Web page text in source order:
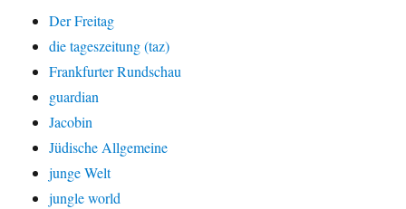
Der Freitag
die tageszeitung (taz)
Frankfurter Rundschau
guardian
Jacobin
Jüdische Allgemeine
junge Welt
jungle world